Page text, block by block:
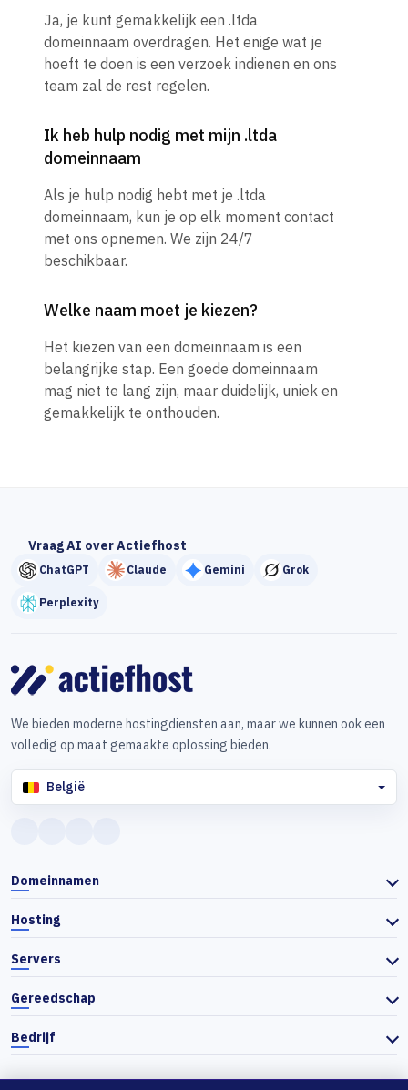
Ja, je kunt gemakkelijk een .ltda
domeinnaam overdragen. Het enige wat je
hoeft te doen is een verzoek indienen en ons
team zal de rest regelen.
Ik heb hulp nodig met mijn .ltda
domeinnaam
Als je hulp nodig hebt met je .ltda
domeinnaam, kun je op elk moment contact
met ons opnemen. We zijn 24/7
beschikbaar.
Welke naam moet je kiezen?
Het kiezen van een domeinnaam is een
belangrijke stap. Een goede domeinnaam
mag niet te lang zijn, maar duidelijk, uniek en
gemakkelijk te onthouden.
Vraag AI over Actiefhost
ChatGPT Claude Gemini Grok
Perplexity
We bieden moderne hostingdiensten aan, maar we kunnen ook een
volledig op maat gemaakte oplossing bieden.
België
Domeinnamen
Hosting
Servers
Gereedschap
Bedrijf